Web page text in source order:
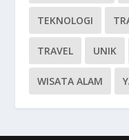
TEKNOLOGI
TRAVEL UNIK
WISATA ALAM